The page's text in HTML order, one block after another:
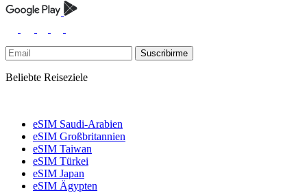
Suscribirme
Beliebte Reiseziele
eSIM Saudi-Arabien
eSIM Großbritannien
eSIM Taiwan
eSIM Türkei
eSIM Japan
eSIM Ägypten